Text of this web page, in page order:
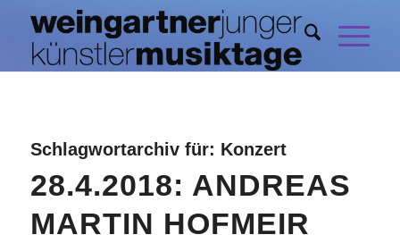
Schlagwortarchiv für: Konzert
28.4.2018: ANDREAS
MARTIN HOFMEIR